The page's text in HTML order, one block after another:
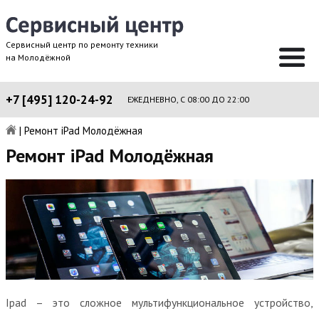
Сервисный центр по ремонту техники
на Молодёжной
+7 [495] 120-24-92 ЕЖЕДНЕВНО, С 08:00 ДО 22:00
| Ремонт iPad Молодёжная
Ремонт iPad Молодёжная
Ipad – это сложное мультифункциональное устройство,